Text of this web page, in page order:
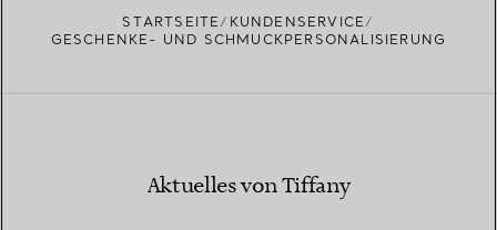
STARTSEITE
KUNDENSERVICE
GESCHENKE- UND SCHMUCKPERSONALISIERUNG
Aktuelles von Tiffany